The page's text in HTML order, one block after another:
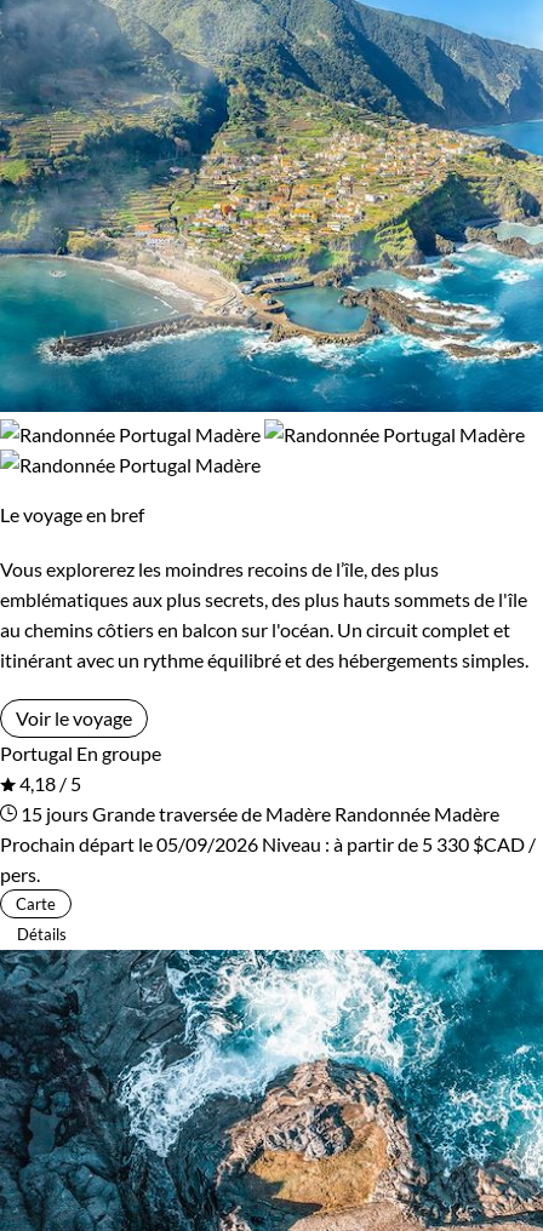
Le voyage en bref
Vous explorerez les moindres recoins de l’île, des plus
emblématiques aux plus secrets, des plus hauts sommets de l'île
au chemins côtiers en balcon sur l'océan. Un circuit complet et
itinérant avec un rythme équilibré et des hébergements simples.
Voir le voyage
Portugal En groupe
4,18 / 5
15 joursGrande traversée de Madère Randonnée Madère
Prochain départ le 05/09/2026 Niveau : à partir de 5 330 $CAD /
pers.
Carte
Détails